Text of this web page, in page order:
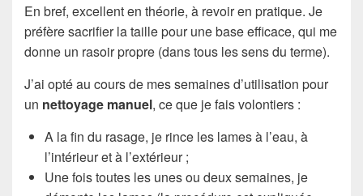
En bref, excellent en théorie, à revoir en pratique. Je
préfère sacrifier la taille pour une base efficace, qui me
donne un rasoir propre (dans tous les sens du terme).
J’ai opté au cours de mes semaines d’utilisation pour
un nettoyage manuel, ce que je fais volontiers :
A la fin du rasage, je rince les lames à l’eau, à
l’intérieur et à l’extérieur ;
Une fois toutes les unes ou deux semaines, je